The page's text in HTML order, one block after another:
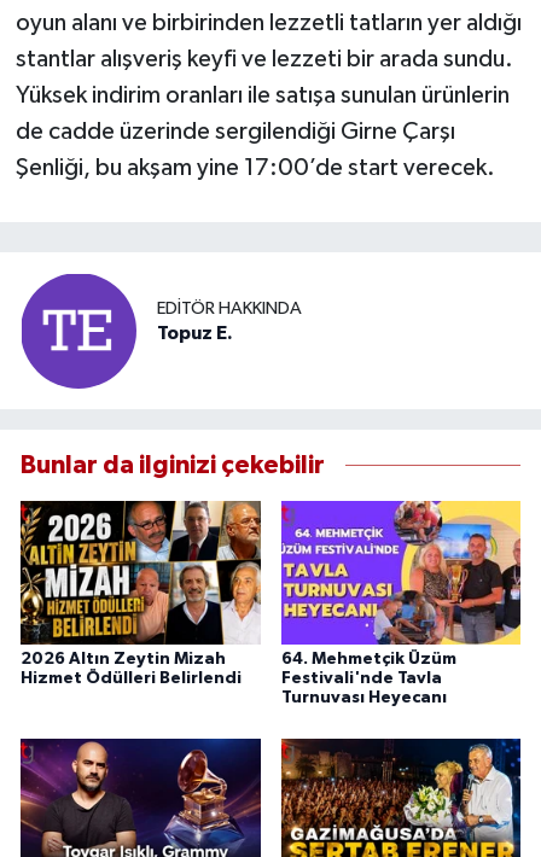
oyun alanı ve birbirinden lezzetli tatların yer aldığı
stantlar alışveriş keyfi ve lezzeti bir arada sundu.
Yüksek indirim oranları ile satışa sunulan ürünlerin
de cadde üzerinde sergilendiği Girne Çarşı
Şenliği, bu akşam yine 17:00’de start verecek.
EDITÖR HAKKINDA
Topuz E.
Bunlar da ilginizi çekebilir
2026 Altın Zeytin Mizah
Hizmet Ödülleri Belirlendi
64. Mehmetçik Üzüm
Festivali'nde Tavla
Turnuvası Heyecanı